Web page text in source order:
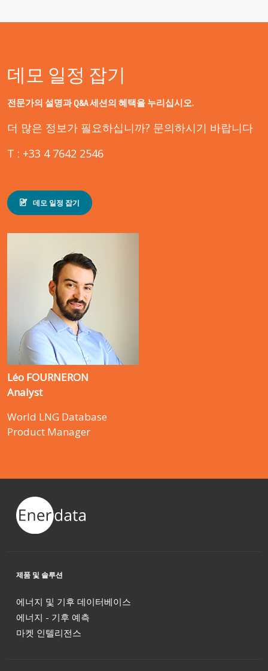
데모 일정 잡기
전문가의 설명과 Q&A 세션의 혜택을 누리십시오.
더 많은 정보가 필요하십니까? 문의하시기 바랍니다
T : +33 4 7642 2546
데모 일정 잡기
Léo FOURNERON
Analyst
World LNG Database
Product Manager
제품 및 솔루션
에너지 및 기후 데이터베이스
에너지 - 기후 예측
마켓 인텔리전스